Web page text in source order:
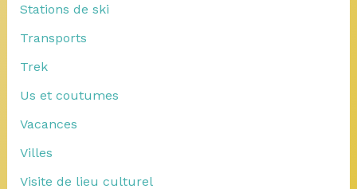
Stations de ski
Transports
Trek
Us et coutumes
Vacances
Villes
Visite de lieu culturel